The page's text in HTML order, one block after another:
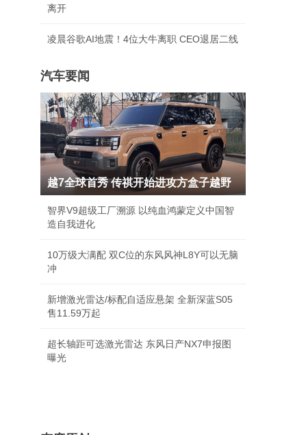
离开
凌晨谷歌AI地震！4位大牛离职 CEO退居二线
汽车要闻
越7全球首秀 传祺开始进攻方盒子越野
智界V9超级工厂溯源 以纯血鸿蒙定义中国智
造自我进化
10万级大满配 双C位的东风风神L8Y可以无脑
冲
新增激光雷达/标配自适应悬架 全新深蓝S05
售11.59万起
超长轴距可选激光雷达 东风日产NX7申报图
曝光